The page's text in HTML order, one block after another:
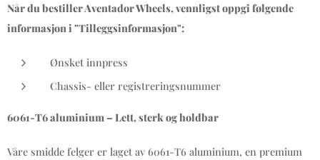
Når du bestiller Aventador Wheels, vennligst oppgi følgende
informasjon i "Tilleggsinformasjon":
Ønsket innpress
Chassis- eller registreringsnummer
6061-T6 aluminium – Lett, sterk og holdbar
Våre smidde felger er laget av 6061-T6 aluminium, en premium